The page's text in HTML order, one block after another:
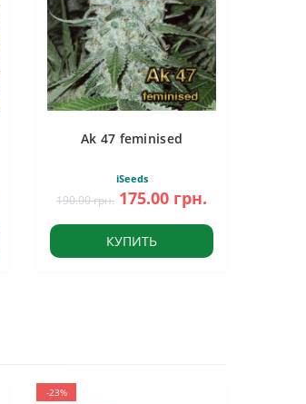
Ak 47 feminised
iSeeds
190.00 грн. 175.00 грн.
КУПИТЬ
-23%